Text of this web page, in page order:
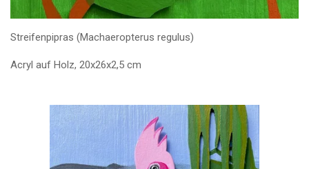
Streifenpipras (Machaeropterus regulus)
Acryl auf Holz, 20x26x2,5 cm